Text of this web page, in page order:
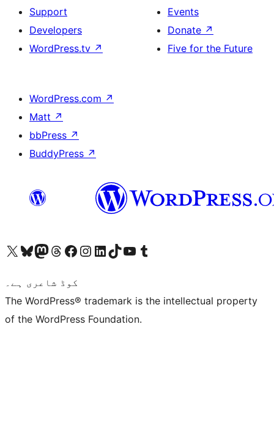
Support
Developers
WordPress.tv ↗
Events
Donate ↗
Five for the Future
WordPress.com ↗
Matt ↗
bbPress ↗
BuddyPress ↗
Visit our X (formerly Twitter) account
ہمارے بلیواسکائی اکاؤنٹ پر جائیں
Visit our Mastodon account
ہمارے ٹھریڈز اکاؤنٹ پر جائیں
Visit our Facebook page
Visit our Instagram account
Visit our LinkedIn account
ہمارے ٹک ٹاک اکاؤنٹ پر جائیں
Visit our YouTube channel
ہمارے ٹمبلر اکاؤنٹ پر جائیں
کوڈ شاعری ہے۔
The WordPress® trademark is the intellectual property
of the WordPress Foundation.